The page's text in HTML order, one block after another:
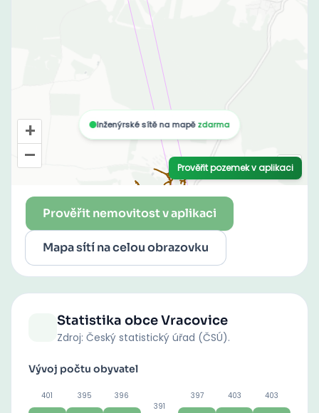
Prověřit nemovitost v aplikaci
Mapa sítí na celou obrazovku
Statistika obceVracovice
Zdroj: Český statistický úřad (ČSÚ).
Vývoj počtu obyvatel
401 395 396
391
397 403 403